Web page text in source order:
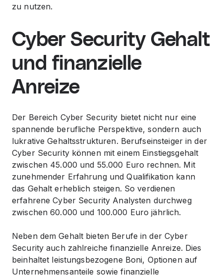
zu nutzen.
Cyber Security Gehalt
und finanzielle
Anreize
Der Bereich Cyber Security bietet nicht nur eine
spannende berufliche Perspektive, sondern auch
lukrative Gehaltsstrukturen. Berufseinsteiger in der
Cyber Security können mit einem Einstiegsgehalt
zwischen 45.000 und 55.000 Euro rechnen. Mit
zunehmender Erfahrung und Qualifikation kann
das Gehalt erheblich steigen. So verdienen
erfahrene Cyber Security Analysten durchweg
zwischen 60.000 und 100.000 Euro jährlich.
Neben dem Gehalt bieten Berufe in der Cyber
Security auch zahlreiche finanzielle Anreize. Dies
beinhaltet leistungsbezogene Boni, Optionen auf
Unternehmensanteile sowie finanzielle